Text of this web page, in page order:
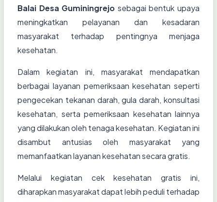
Balai Desa Guminingrejo sebagai bentuk upaya
meningkatkan pelayanan dan kesadaran
masyarakat terhadap pentingnya menjaga
kesehatan.
Dalam kegiatan ini, masyarakat mendapatkan
berbagai layanan pemeriksaan kesehatan seperti
pengecekan tekanan darah, gula darah, konsultasi
kesehatan, serta pemeriksaan kesehatan lainnya
yang dilakukan oleh tenaga kesehatan. Kegiatan ini
disambut antusias oleh masyarakat yang
memanfaatkan layanan kesehatan secara gratis.
Melalui kegiatan cek kesehatan gratis ini,
diharapkan masyarakat dapat lebih peduli terhadap